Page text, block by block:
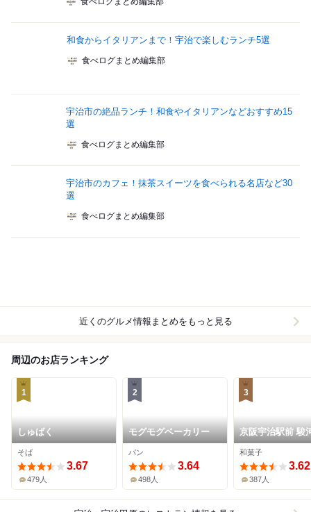
和食からイタリアンまで！宇治で楽しむランチ5選
食べログまとめ編集部
宇治市の絶品ランチ！和食やイタリアンなどおすすめ15
選
食べログまとめ編集部
宇治市のカフェ！抹茶スイーツを食べられる名店など30
選
食べログまとめ編集部
近くのグルメ情報まとめをもっと見る
周辺のお店ランキング
1
しゅばく
そば
3.67
479人
2
モグモグベーカリー
パン
3.64
498人
3
京阪宇治駅前 駿
和菓子
3.62
387人